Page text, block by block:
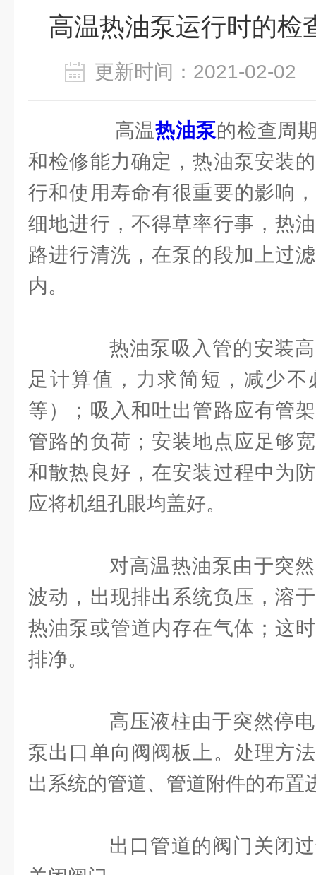
高温热油泵运行时的检
更新时间：2021-02-
高温热油泵的检查周
和检修能力确定，热油泵安装
行和使用寿命有很重要的影响
细地进行，不得草率行事，热
路进行清洗，在泵的段加上过
内。
热油泵吸入管的安装高
足计算值，力求简短，减少
等）；吸入和吐出管路应有管
管路的负荷；安装地点应足够
和散热良好，在安装过程中为
应将机组孔眼均盖好。
对高温热油泵由于突然
波动，出现排出系统负压，溶
热油泵或管道内存在气体；这
排净。
高压液柱由于突然停电
泵出口单向阀阀板上。处理方
出系统的管道、管道附件的布置
出口管道的阀门关闭过